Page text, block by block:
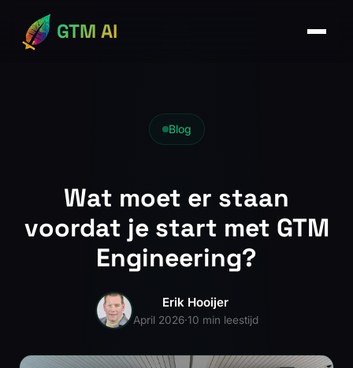
GTM AI
Blog
Wat moet er staan
voordat je start met GTM
Engineering?
Erik Hooijer
April 2026·10 min leestijd